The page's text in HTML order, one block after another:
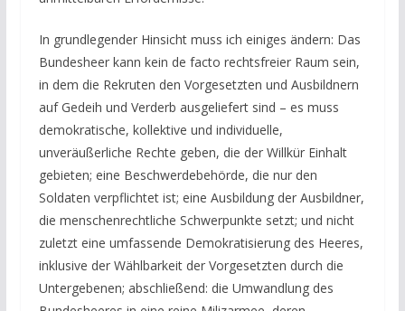
In grundlegender Hinsicht muss ich einiges ändern: Das
Bundesheer kann kein de facto rechtsfreier Raum sein,
in dem die Rekruten den Vorgesetzten und Ausbildnern
auf Gedeih und Verderb ausgeliefert sind – es muss
demokratische, kollektive und individuelle,
unveräußerliche Rechte geben, die der Willkür Einhalt
gebieten; eine Beschwerdebehörde, die nur den
Soldaten verpflichtet ist; eine Ausbildung der Ausbildner,
die menschenrechtliche Schwerpunkte setzt; und nicht
zuletzt eine umfassende Demokratisierung des Heeres,
inklusive der Wählbarkeit der Vorgesetzten durch die
Untergebenen; abschließend: die Umwandlung des